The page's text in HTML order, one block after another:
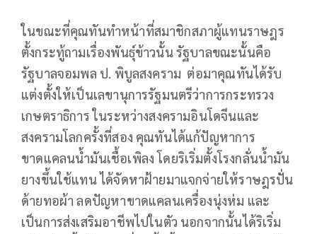
ในขณะที่คุณทันทำหน้าที่สมาชิกสภาผู้แทนราษฎร
ตั้งกระทู้ถามเรื่องพันธุ์ข้าวนั้น รัฐบาลขณะนั้นคือ
รัฐบาลจอมพล ป. พิบูลสงคราม ต่อมาคุณทันได้รับ
แต่งตั้งให้เป็นเลขานุการรัฐมนตรีว่าการกระทรวง
เกษตราธิการ ในระหว่างสงครามอินโดจีนและ
สงครามโลกครั้งที่สอง คุณทันได้แก้ปัญหาการ
ขาดแคลนน้ำมันเชื้อเพิลง โดยริเริ่มตั้งโรงกลั่นน้ำมัน
ยางขึ้นใช้แทน ได้จัดหาฝ้ายมาแจกจ่ายให้ราษฎรปั่น
ด้ายทอผ้า ลดปัญหาขาดแคลนเครื่องนุ่งห่ม และ
เป็นการส่งเสริมอาชีพไปในตัว นอกจากนั้นได้ริเริ่ม